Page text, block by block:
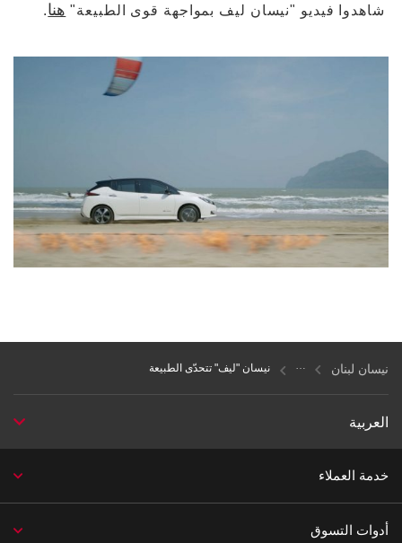
شاهدوا فيديو "نيسان ليف بمواجهة قوى الطبيعة" هنا.
نيسان لبنان نيسان "ليف" تتحدّى الطبيعة
العربية
G
خدمة العملاء
أدوات التسوق